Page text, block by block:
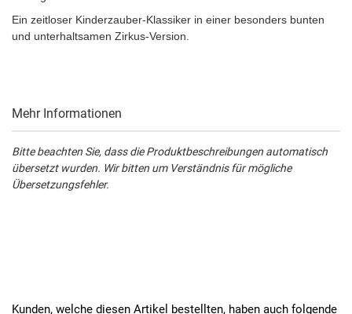
Ein zeitloser Kinderzauber-Klassiker in einer besonders bunten
und unterhaltsamen Zirkus-Version.
Mehr Informationen
Bitte beachten Sie, dass die Produktbeschreibungen automatisch
übersetzt wurden. Wir bitten um Verständnis für mögliche
Übersetzungsfehler.
Kunden, welche diesen Artikel bestellten, haben auch folgende